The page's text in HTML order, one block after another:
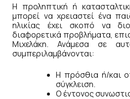
Η προληπτική ή
μπορεί να χρειαστεί ένα
ηλικίας έχει σκοπό να
διαφορετικά προβλήματα,
Μιχελάκη. Ανάμεσα σε
συμπεριλαμβάνονται:
Η πρόσθια ή/και
σύγκλειση.
Ο έντονος